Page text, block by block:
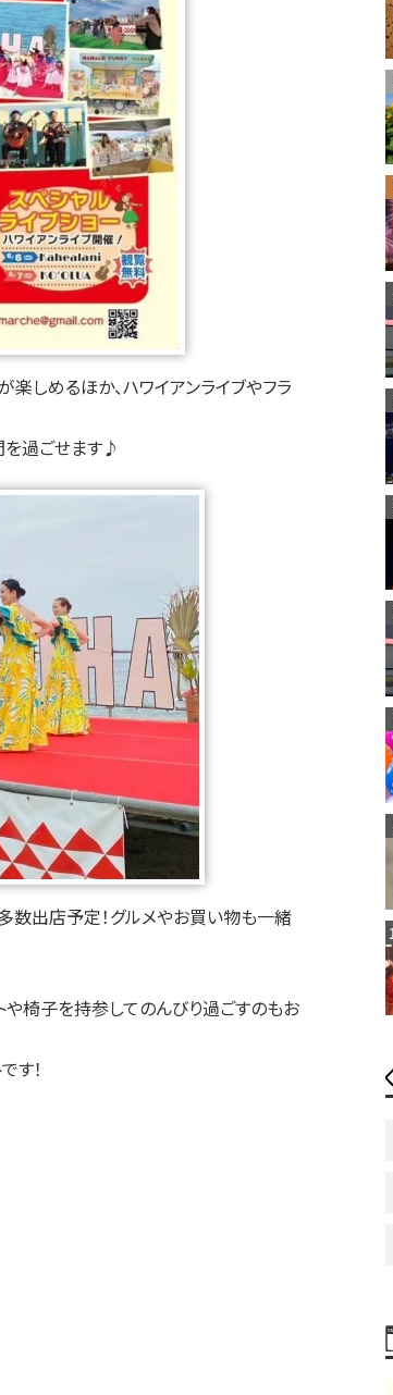
楽しめるほか、ハワイアンライブやフラ
を過ごせます♪
数出店予定！グルメやお買い物も一緒
や椅子を持参してのんびり過ごすのもお
す！